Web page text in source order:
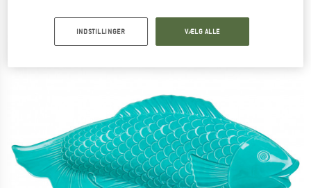
INDSTILLINGER VÆLG ALLE